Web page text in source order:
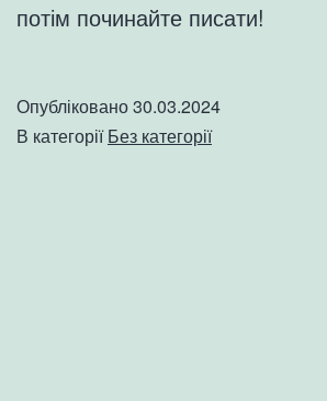
потім починайте писати!
Опубліковано30.03.2024
В категоріїБез категорії